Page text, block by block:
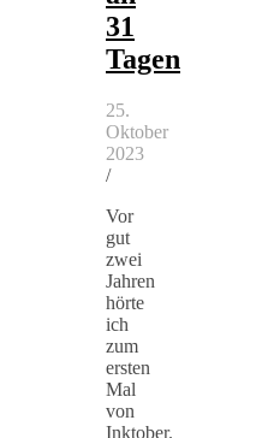
31
Tagen
25.
Oktober
2023
/
Vor
gut
zwei
Jahren
hörte
ich
zum
ersten
Mal
von
Inktober.